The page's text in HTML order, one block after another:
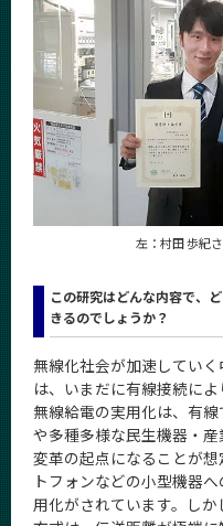
左：村田 歩紀
この研究はどんな内容で、
きるのでしょうか？
無線化社会が加速してい
は、いまだに有線接続によ
無線給電の実用化は、有
や多種多様な民生機器・
変革の起点になることが
トフォンなどの小型機器
用化がされています。し
課程別
月別
イベントカレンダー
Event Calendar